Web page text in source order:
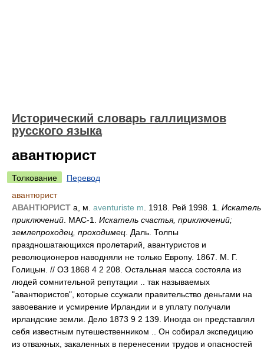
Исторический словарь галлицизмов
русского языка
авантюрист
Толкование
Перевод
авантюрист
АВАНТЮРИСТ а, м. aventuriste m . 1918. Рей 1998. 1 Искатель
приключений . МАС-1. Искатель счастья, приключений;
землепроходец, проходимец . Даль. Толпы
праздношатающихся пролетарий, авантуристов и
революционеров наводняли не только Европу. 1867. М. Г.
Голицын. // ОЗ 1868 4 2 208. Остальная масса состояла из
людей сомнительной репутации .. так называемых
"авантюристов", которые ссужали правительство деньгами на
завоевание и усмирение Ирландии и в уплату получали
ирландские земли. Дело 1873 9 2 139. Иногда он представлял
себя известным путешественником .. Он собирал экспедицию
из отважных, закаленных в перенесении трудов и опасностей